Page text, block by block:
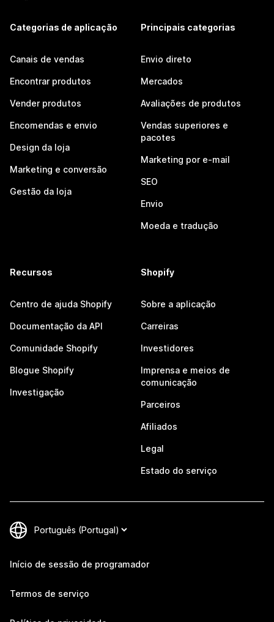
Categorias de aplicação
Canais de vendas
Encontrar produtos
Vender produtos
Encomendas e envio
Design da loja
Marketing e conversão
Gestão da loja
Principais categorias
Envio direto
Mercados
Avaliações de produtos
Vendas superiores e
pacotes
Marketing por e-mail
SEO
Envio
Moeda e tradução
Recursos
Centro de ajuda Shopify
Documentação da API
Comunidade Shopify
Blogue Shopify
Investigação
Shopify
Sobre a aplicação
Carreiras
Investidores
Imprensa e meios de
comunicação
Parceiros
Afiliados
Legal
Estado do serviço
Início de sessão de programador
Termos de serviço